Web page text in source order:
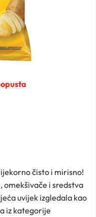
čisto i mirisno!
omekšivače i sredstva
uvijek izgledala kao
iz kategorije